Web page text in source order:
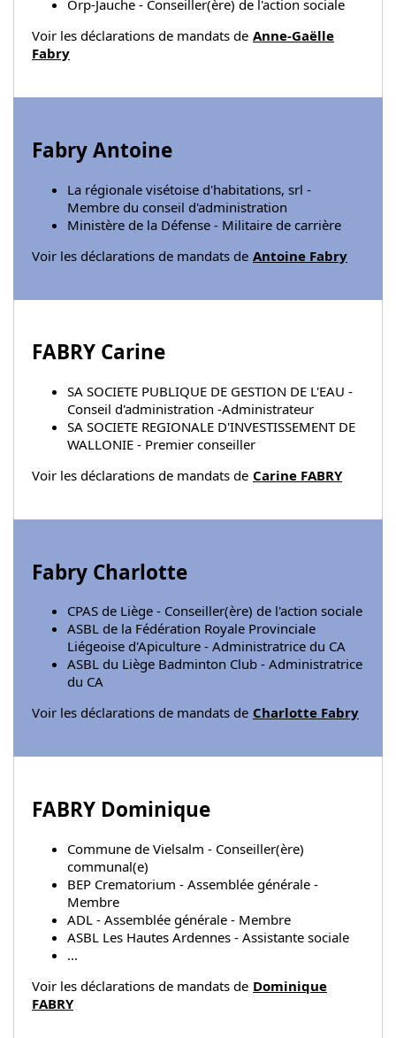
Orp-Jauche - Conseiller(ère) de l'action sociale
Voir les déclarations de mandats de Anne-Gaëlle
Fabry
Fabry Antoine
La régionale visétoise d'habitations, srl -
Membre du conseil d'administration
Ministère de la Défense - Militaire de carrière
Voir les déclarations de mandats de Antoine Fabry
FABRY Carine
SA SOCIETE PUBLIQUE DE GESTION DE L'EAU -
Conseil d'administration -Administrateur
SA SOCIETE REGIONALE D'INVESTISSEMENT DE
WALLONIE - Premier conseiller
Voir les déclarations de mandats de Carine FABRY
Fabry Charlotte
CPAS de Liège - Conseiller(ère) de l'action sociale
ASBL de la Fédération Royale Provinciale
Liégeoise d'Apiculture - Administratrice du CA
ASBL du Liège Badminton Club - Administratrice
du CA
Voir les déclarations de mandats de Charlotte Fabry
FABRY Dominique
Commune de Vielsalm - Conseiller(ère)
communal(e)
BEP Crematorium - Assemblée générale -
Membre
ADL - Assemblée générale - Membre
ASBL Les Hautes Ardennes - Assistante sociale
...
Voir les déclarations de mandats de Dominique
FABRY